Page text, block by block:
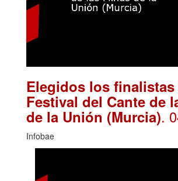
Elegidos los finalistas
Festival del Cante de
de la Unión (Murcia).
Infobae